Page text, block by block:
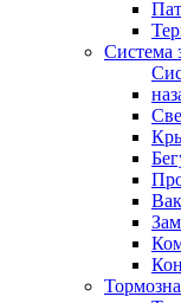
Система